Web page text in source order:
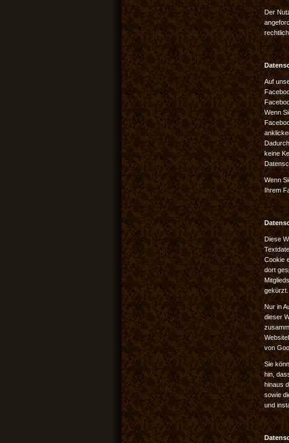
Der
Auf
Wenn
keine
Wenn
Ihrem
Diese
Cookie
dort
gekürzt.
Nur in
dieser
von
Sie
hin,
hinaus
sowie
und